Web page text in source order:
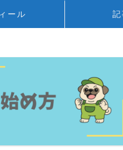
ール